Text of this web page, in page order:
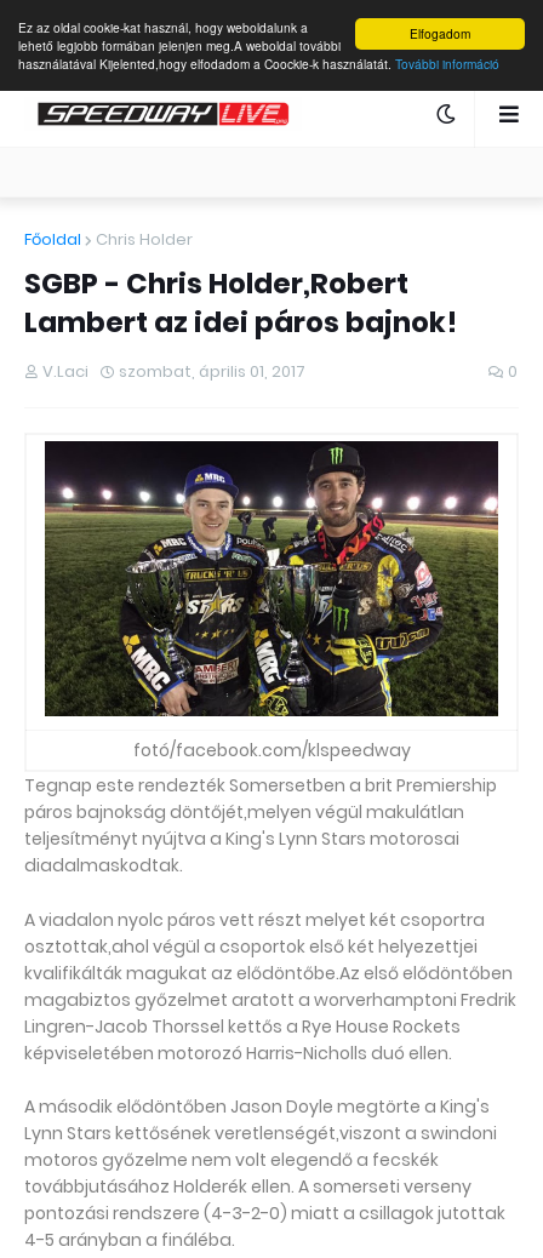
Elfogadom
Ez az oldal cookie-kat használ, hogy weboldalunk a
lehető legjobb formában jelenjen meg.A weboldal további
használatával Kijelented,hogy elfodadom a Coockie-k használatát. További információ
Főoldal Chris Holder
SGBP - Chris Holder,Robert
Lambert az idei páros bajnok!
V.Laci szombat, április 01, 2017 0
fotó/facebook.com/klspeedway
Tegnap este rendezték Somersetben a brit Premiership
páros bajnokság döntőjét,melyen végül makulátlan
teljesítményt nyújtva a King's Lynn Stars motorosai
diadalmaskodtak.
A viadalon nyolc páros vett részt melyet két csoportra
osztottak,ahol végül a csoportok első két helyezettjei
kvalifikálták magukat az elődöntőbe.Az első elődöntőben
magabiztos győzelmet aratott a worverhamptoni Fredrik
Lingren-Jacob Thorssel kettős a Rye House Rockets
képviseletében motorozó Harris-Nicholls duó ellen.
A második elődöntőben Jason Doyle megtörte a King's
Lynn Stars kettősének veretlenségét,viszont a swindoni
motoros győzelme nem volt elegendő a fecskék
továbbjutásához Holderék ellen. A somerseti verseny
pontozási rendszere (4-3-2-0) miatt a csillagok jutottak
4-5 arányban a fináléba.